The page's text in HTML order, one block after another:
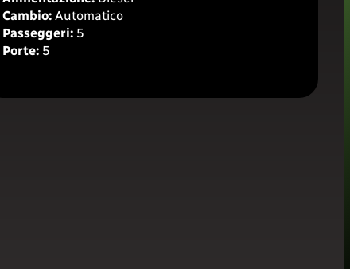
Cambio:Automatico
Passeggeri: 5
Porte: 5